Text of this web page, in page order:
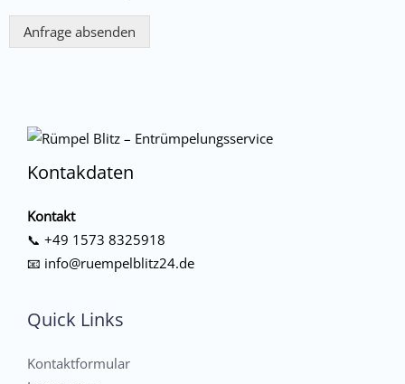
Anfrage absenden
Kontakdaten
Kontakt
📞 +49 1573 8325918
📧 info@ruempelblitz24.de
Quick Links
Kontaktformular